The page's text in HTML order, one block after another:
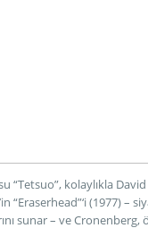
“Tetsuo”, kolaylıkla
(1977) –
sunar – ve Cronenberg,